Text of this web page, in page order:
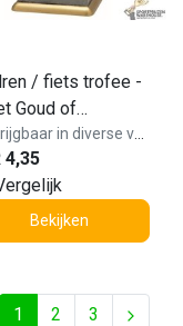
/ fiets trofee -
Goud of
4,35
Bekijken
1 2 3